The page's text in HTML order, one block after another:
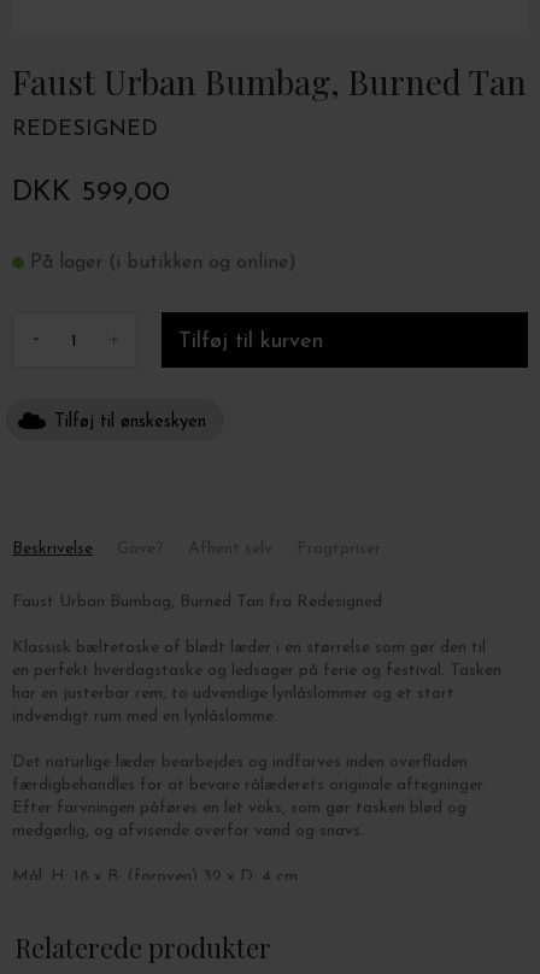
Faust Urban Bumbag, Burned Tan
REDESIGNED
DKK 599,00
På lager (i butikken og online)
- +
Tilføj til ønskeskyen
Beskrivelse
Faust Urban Bumbag, Burned Tan fra Redesigned
Klassisk bæltetaske af blødt læder i en størrelse som gør den til
en perfekt hverdagstaske og ledsager på ferie og festival. Tasken
har en justerbar rem, to udvendige lynlåslommer og et stort
indvendigt rum med en lynlåslomme.
Det naturlige læder bearbejdes og indfarves inden overfladen
færdigbehandles for at bevare rålæderets originale aftegninger.
Efter farvningen påføres en let voks, som gør tasken blød og
medgørlig, og afvisende overfor vand og snavs.
Mål: H: 18 x B: (foroven) 32 x D: 4 cm.
Relaterede produkter